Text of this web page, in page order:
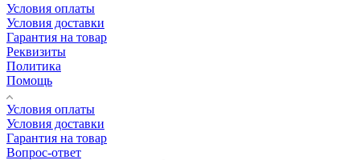
Условия оплаты
Условия доставки
Гарантия на товар
Реквизиты
Политика
Помощь
Условия оплаты
Условия доставки
Гарантия на товар
Вопрос-ответ